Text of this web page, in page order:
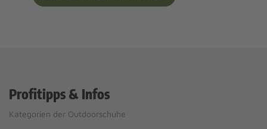
Profitipps & Infos
Kategorien der Outdoorschuhe